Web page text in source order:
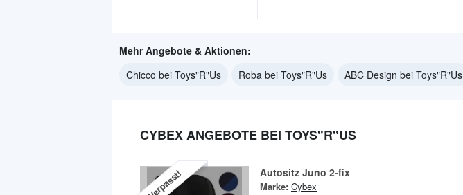
Mehr Angebote & Aktionen:
Chicco bei Toys"R"Us
Roba bei Toys"R"Us ABC Design bei Toys"R"Us
CYBEX ANGEBOTE BEI TOYS"R"US
Verpasst! Autositz Juno 2-fix
Marke: Cybex